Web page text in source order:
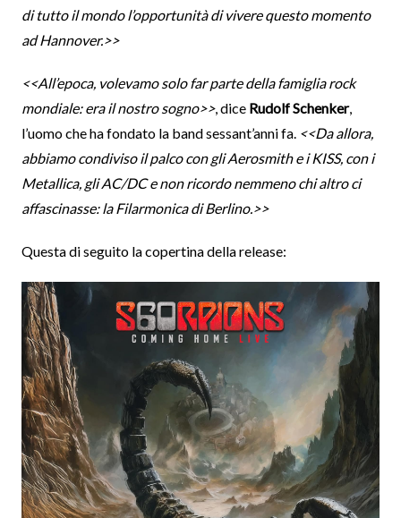
di tutto il mondo l’opportunità di vivere questo momento
ad Hannover.>>
<<All’epoca, volevamo solo far parte della famiglia rock
mondiale: era il nostro sogno>>, dice Rudolf Schenker,
l’uomo che ha fondato la band sessant’anni fa. <<Da allora,
abbiamo condiviso il palco con gli Aerosmith e i KISS, con i
Metallica, gli AC/DC e non ricordo nemmeno chi altro ci
affascinasse: la Filarmonica di Berlino.>>
Questa di seguito la copertina della release: